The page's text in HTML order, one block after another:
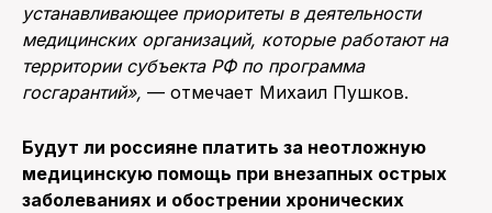
устанавливающее приоритеты в деятельности
медицинских организаций, которые работают на
территории субъекта РФ по программа
госгарантий», — отмечает Михаил Пушков.
Будут ли россияне платить за неотложную
медицинскую помощь при внезапных острых
заболеваниях и обострении хронических